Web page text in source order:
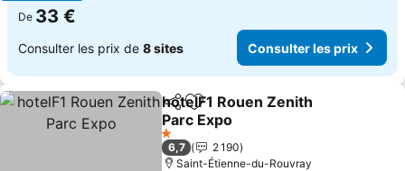
De 33 €
Consulter les prix de 8 sites Consulter les prix
PartagerAjouter à mes favoris
hotelF1 Rouen Zenith
Parc Expo
1 Étoiles
6,7
2 190
Saint-Étienne-du-Rouvray